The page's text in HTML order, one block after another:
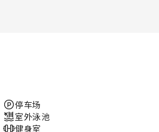
停车场
室外泳池
健身室